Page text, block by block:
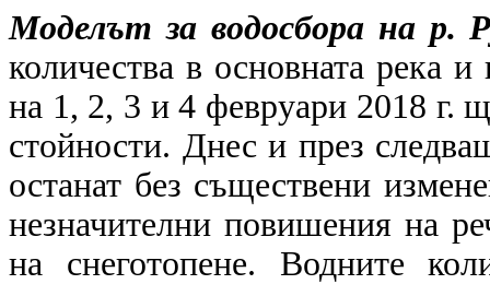
Моделът за водосбора на р.
количества в основната река
на 1, 2, 3 и 4 февруари 2018 г.
стойности. Днес и през
останат без съществени
незначителни повишения на
на снеготопене. Водните